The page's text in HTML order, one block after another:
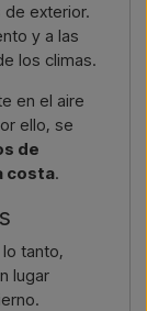
de exterior.
y a las
los climas.
en el aire
ello, se
de
costa.
lo tanto,
lugar